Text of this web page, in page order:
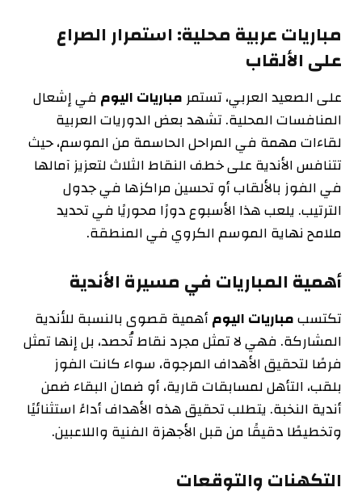
مباريات عربية محلية: استمرار الصراع
على الألقاب
على الصعيد العربي، تستمرمباريات اليومفي إشعال
المنافسات المحلية. تشهد بعض الدوريات العربية
لقاءات مهمة في المراحل الحاسمة من الموسم، حيث
تتنافس الأندية على خطف النقاط الثلاث لتعزيز آمالها
في الفوز بالألقاب أو تحسين مراكزها في جدول
الترتيب. يلعب هذا الأسبوع دورًا محوريًا في تحديد
ملامح نهاية الموسم الكروي في المنطقة.
أهمية المباريات في مسيرة الأندية
تكتسبمباريات اليومأهمية قصوى بالنسبة للأندية
المشاركة. فهي لا تمثل مجرد نقاط تُحصد، بل إنها تمثل
فرصًا لتحقيق الأهداف المرجوة، سواء كانت الفوز
بلقب، التأهل لمسابقات قارية، أو ضمان البقاء ضمن
أندية النخبة. يتطلب تحقيق هذه الأهداف أداءً استثنائيًا
وتخطيطًا دقيقًا من قبل الأجهزة الفنية واللاعبين.
التكهنات والتوقعات